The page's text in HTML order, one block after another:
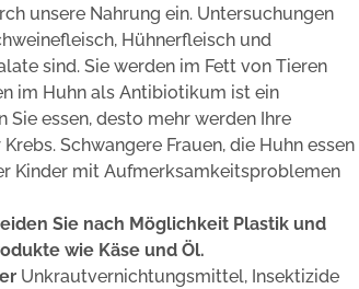
unsere Nahrung ein. Untersuchungen
Hühnerfleisch und
sind. Sie werden im Fett von Tieren
im Huhn als Antibiotikum ist ein
essen, desto mehr werden Ihre
Schwangere Frauen, die Huhn essen
Kinder mit Aufmerksamkeitsproblemen
Sie nach Möglichkeit Plastik und
wie Käse und Öl.
Unkrautvernichtungsmittel, Insektizide